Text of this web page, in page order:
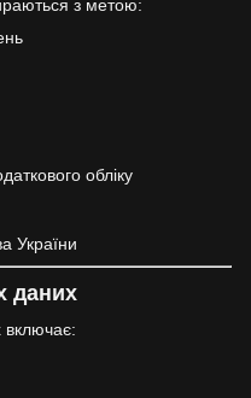
з метою:
обліку
України
даних